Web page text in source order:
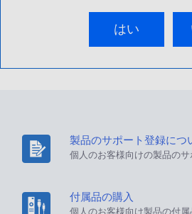
はい
製品のサポート登録につ
個人のお客様向けの製品の
付属品の購入